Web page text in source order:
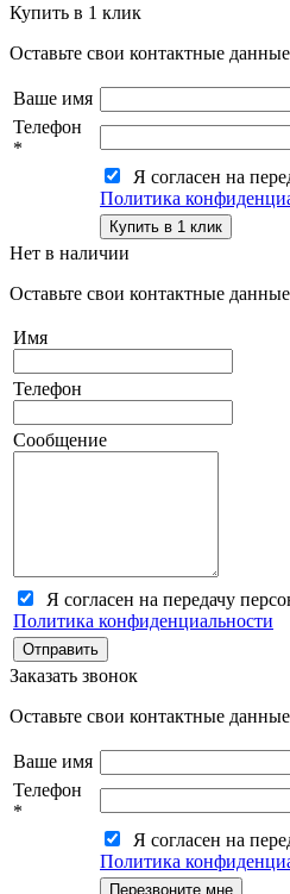
Купить в 1 клик
Оставьте свои контактные
Ваше имя
Телефон
*
Я согласен на
Политика
Нет в наличии
Оставьте свои контактные
Имя
Телефон
Сообщение
Я согласен на передачу
Политика конфиденциальности
Заказать звонок
Оставьте свои контактные
Ваше имя
Телефон
*
Я согласен на
Политика